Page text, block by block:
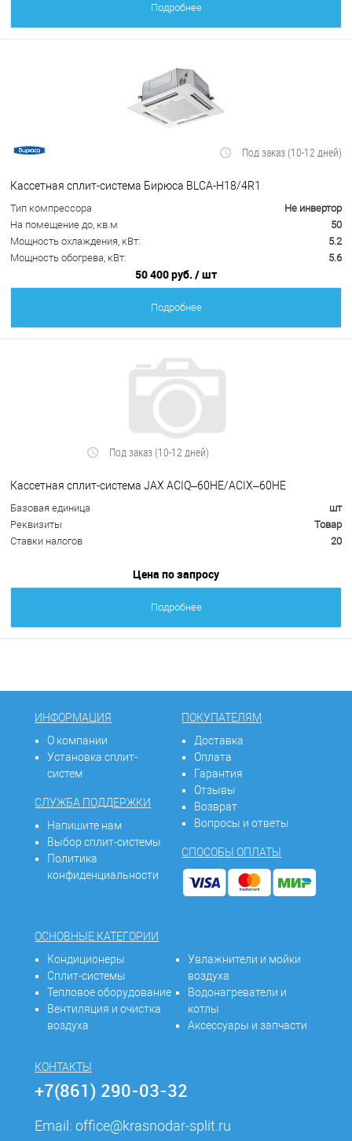
Подробнее
Под заказ (10-12 дней)
Кассетная сплит-система Бирюса BLCA-H18/4R1
Тип компрессора
Не инвертор
На помещение до, кв.м
50
Мощность охлаждения, кВт:
5.2
Мощность обогрева, кВт:
5.6
50 400 руб. / шт
Подробнее
Под заказ (10-12 дней)
Кассетная сплит-система JAX ACIQ–60HE/ACIX–60HE
Базовая единица
шт
Реквизиты
Товар
Ставки налогов
20
Цена по запросу
Подробнее
ИНФОРМАЦИЯ
О компании
Установка сплит-
систем
СЛУЖБА ПОДДЕРЖКИ
Напишите нам
Выбор сплит-системы
Политика
конфиденциальности
ПОКУПАТЕЛЯМ
Доставка
Оплата
Гарантия
Отзывы
Возврат
Вопросы и ответы
СПОСОБЫ ОПЛАТЫ
ОСНОВНЫЕ КАТЕГОРИИ
Кондиционеры
Сплит-системы
Тепловое оборудование
Вентиляция и очистка
воздуха
Увлажнители и мойки
воздуха
Водонагреватели и
котлы
Аксессуары и запчасти
КОНТАКТЫ
+7(861) 290-03-32
Email:office@krasnodar-split.ru